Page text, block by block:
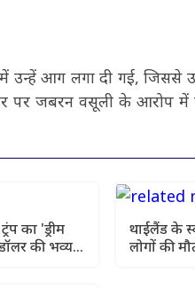
उन्हें आग लगा दी गई, जिससे
पर जबरन वसूली के आरोप में
का 'ड्रीम
की भव्य
थाईलैंड के
लोगों की